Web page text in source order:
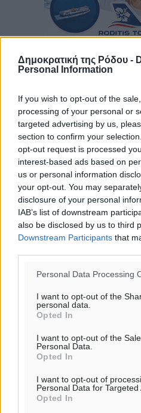
Δημοκρατική της Ρόδου -
Personal Information
If you wish to opt-out of the
processing of your personal or
targeted advertising by us,
section to confirm your
opt-out request is processed
interest-based ads based on
us or personal information
your opt-out. You may
disclosure of your personal
IAB’s list of downstream
also be disclosed by us to third
Downstream Participants that
Personal Data Processing
I want to opt-out of the
personal data.
Opted In
I want to opt-out of the
Personal Data.
Opted In
I want to opt-out of
Personal Data for Targeted
Opted In
Ροή